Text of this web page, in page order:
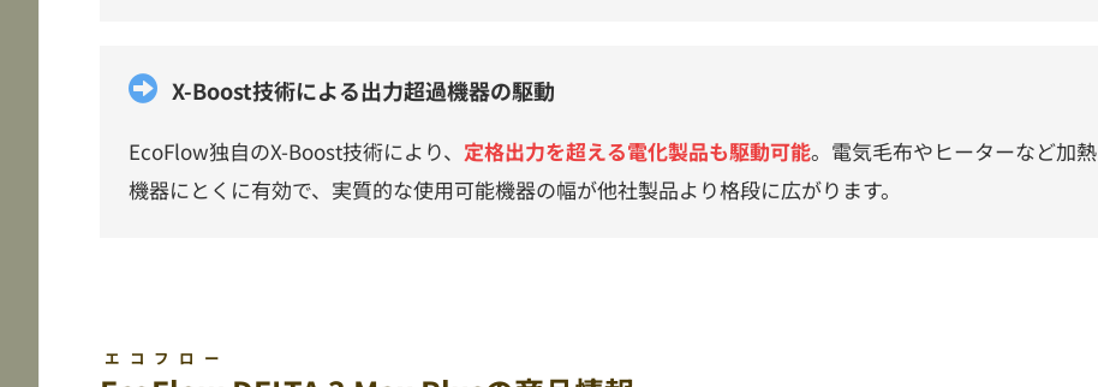
X-Boost技術による出力超過機器の駆動
EcoFlow独自のX-Boost技術により、 定格出力を超える電化製品も駆動可能。電気毛布やヒーターなど加熱
機器にとくに有効で、実質的な使用可能機器の幅が他社製品より格段に広がります。
エコフロー